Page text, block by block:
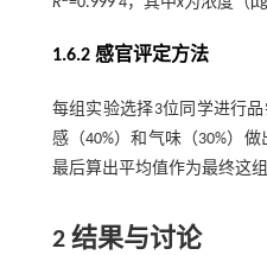
1.6.2 感官评定方法
每组实验选择3位同学进行
感（40%）和气味（30%）
最后算出平均值作为最终这组
2 结果与讨论